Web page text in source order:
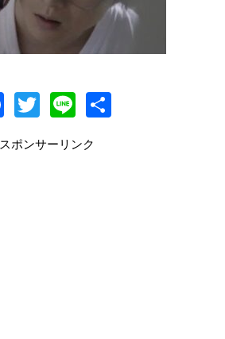
F
e
T
itt
Li
e
共
スポンサーリンク